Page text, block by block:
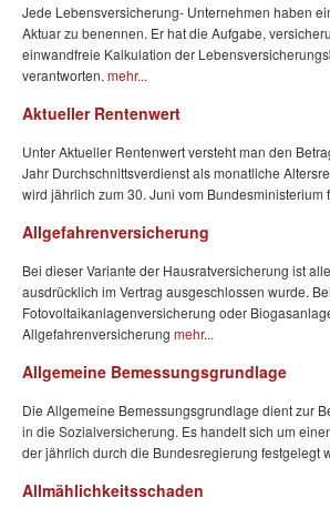
Jede Lebensversicherung- Unternehmen haben
Aktuar zu benennen. Er hat die Aufgabe,
einwandfreie Kalkulation der
verantworten. mehr...
Aktueller Rentenwert
Unter Aktueller Rentenwert versteht man den
Jahr Durchschnittsverdienst als monatliche
wird jährlich zum 30. Juni vom Bundesministerium
Allgefahrenversicherung
Bei dieser Variante der Hausratversicherung ist
ausdrücklich im Vertrag ausgeschlossen wurde.
Fotovoltaikanlagenversicherung oder
Allgefahrenversicherung mehr...
Allgemeine Bemessungsgrundlage
Die Allgemeine Bemessungsgrundlage dient zur
in die Sozialversicherung. Es handelt sich um
der jährlich durch die Bundesregierung festgelegt
Allmählichkeitsschaden